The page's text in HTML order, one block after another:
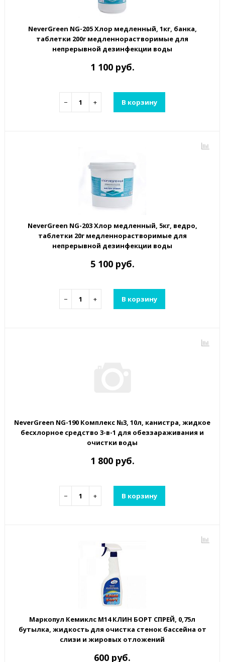
NeverGreen NG-205 Хлор медленный, 1кг, банка,
таблетки 200г медленнорастворимые для
непрерывной дезинфекции воды
1 100 руб.
− + В корзину
NeverGreen NG-203 Хлор медленный, 5кг, ведро,
таблетки 20г медленнорастворимые для
непрерывной дезинфекции воды
5 100 руб.
− + В корзину
NeverGreen NG-190 Комплекс №3, 10л, канистра, жидкое
бесхлорное средство 3-в-1 для обеззараживания и
очистки воды
1 800 руб.
− + В корзину
Маркопул Кемиклс М14 КЛИН БОРТ СПРЕЙ, 0,75л
бутылка, жидкость для очистка стенок бассейна от
слизи и жировых отложений
600 руб.